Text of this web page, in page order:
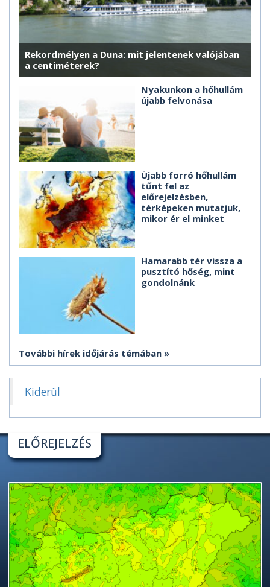
Rekordmélyen a Duna: mit jelentenek valójában
a centiméterek?
Nyakunkon a hőhullám
újabb felvonása
Újabb forró hőhullám
tűnt fel az
előrejelzésben,
térképeken mutatjuk,
mikor ér el minket
Hamarabb tér vissza a
pusztító hőség, mint
gondolnánk
További hírek időjárás témában
Kiderül
ELŐREJELZÉS